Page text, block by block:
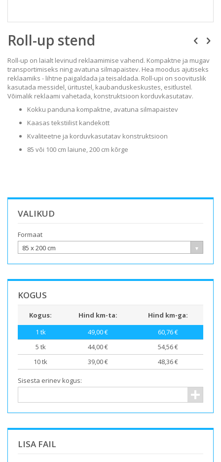
to
the
of
the
images
gallery
Roll-up stend
Roll-up on laialt levinud reklaamimise vahend. Kompaktne ja mugav
transportimiseks ning avatuna silmapaistev. Hea moodus ajutiseks
reklaamiks - lihtne paigaldada ja teisaldada. Roll-upi on soovituslik
kasutada messidel, üritustel, kaubanduskeskustes, esitlustel.
Võimalik reklaami vahetada, konstruktsioon korduvkasutatav.
Kokku panduna kompaktne, avatuna silmapaistev
Kaasas tekstiilist kandekott
Kvaliteetne ja korduvkasutatav konstruktsioon
85 või 100 cm laiune, 200 cm kõrge
KOGUS
Kogus: Hind km-ta:
Hind km-ga:
1 tk 49,00 €
60,76 €
5 tk 44,00 €
54,56 €
10tk 39,00 € 48,36 €
Sisesta erinev kogus:
VALIKUD
Formaat
85 x 200 cm
LISA FAIL